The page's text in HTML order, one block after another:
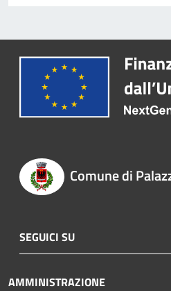
Comune di
SEGUICI SU
AMMINISTRAZIONE